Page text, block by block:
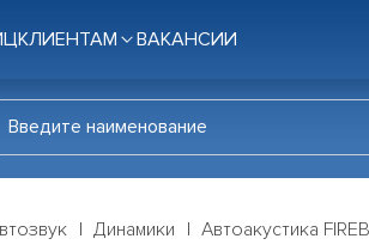
КЛИЕНТАМ ВАКАНСИИ
Динамики Автоакустика